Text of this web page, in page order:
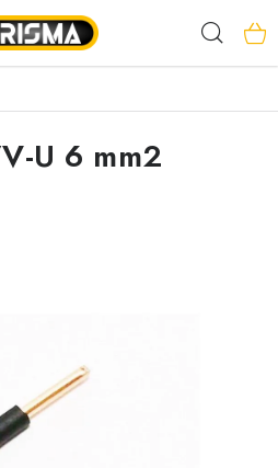
A OSTATNÉ
U 6 mm2